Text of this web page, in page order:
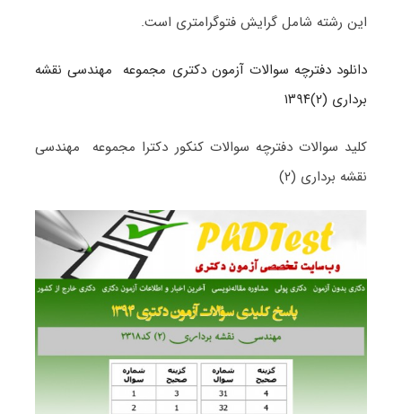
این رشته شامل گرایش فتوگرامتری است.
دانلود دفترچه سوالات آزمون دکتری مجموعه مهندسی نقشه
برداری (۲)۱۳۹۴
کلید سوالات دفترچه سوالات کنکور دکترا مجموعه مهندسی
نقشه برداری (۲)